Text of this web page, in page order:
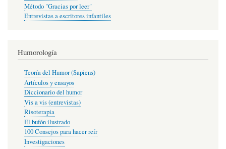
Método "Gracias por leer"
Entrevistas a escritores infantiles
Humorología
Teoría del Humor (Sapiens)
Artículos y ensayos
Diccionario del humor
Vis a vis (entrevistas)
Risoterapia
El bufón ilustrado
100 Consejos para hacer reír
Investigaciones